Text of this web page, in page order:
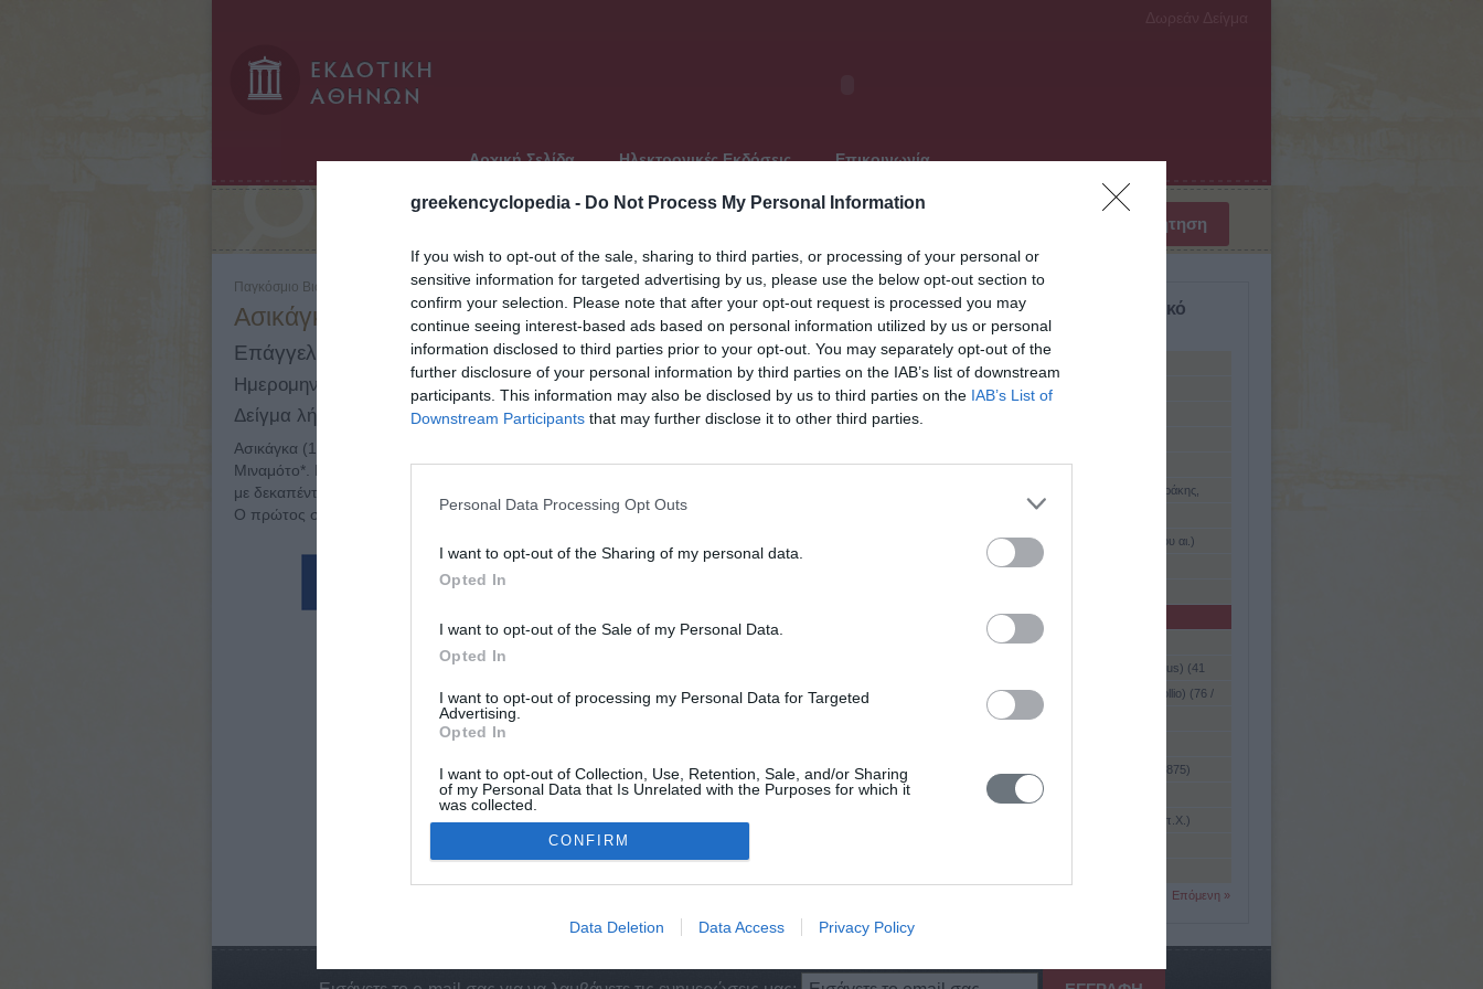
greekencyclopedia - Do Not Process My Personal Information
If you wish to opt-out of the sale, sharing to third parties, or processing of your personal or
sensitive information for targeted advertising by us, please use the below opt-out section to
confirm your selection. Please note that after your opt-out request is processed you may
continue seeing interest-based ads based on personal information utilized by us or personal
information disclosed to third parties prior to your opt-out. You may separately opt-out of the
further disclosure of your personal information by third parties on the IAB’s list of downstream
participants. This information may also be disclosed by us to third parties on the IAB’s List of
Downstream Participants that may further disclose it to other third parties.
Personal Data Processing Opt Outs
I want to opt-out of the Sharing of my personal data.
Opted In
I want to opt-out of the Sale of my Personal Data.
Opted In
I want to opt-out of processing my Personal Data for Targeted
Advertising.
Opted In
I want to opt-out of Collection, Use, Retention, Sale, and/or Sharing
of my Personal Data that Is Unrelated with the Purposes for which it
was collected.
Opted Out
CONFIRM
Data Deletion Data Access Privacy Policy
Αρχική Σελίδα Ηλεκτρονικές Εκδόσεις Επικοινωνία
Παγκόσμιο Βιογραφικό Λεξικό - Τόμος: 2 - Τελευταία ανανέωση: Πέμπτη, 20 Ιουνίου 2013
Ασικάγκα (1336 - 1573)
Επάγγελμα: Πλούσια οικογένεια
Ημερομηνίες: 1336 - 1573
Δείγμα λήμματος:
Ασικάγκα (1336 - 1573) Μεγάλη ιαπωνική οικογένεια προερχόμενη από τον οίκο των
Μιναμότο*. Κυριάρχησε στη μεσαιωνική ιστορία της Ιαπωνίας για περισσότερα από 200 χρόνια
με δεκαπέντε εκπροσώπους της που πήραν τον τίτλο του «σογκούν» (στρατιωτικός ηγεμόνας).
Ο πρώτος σογκούν από την οικογένεια των Ασικάγκα ...
Παγκόσμιο Βιογραφικό Λεξικό
Ασημακόπουλος, Πανάγος
Ασημακούλας ( ; - 1826)
Ασημιάδης, Κωνσταντίνος (Καλλίπολη Θράκης,
1872 - Μελένικο, 1913)
Ασιδηνός, Σάββας (τέλη 12ου - αρχές 13ου αι.)
Ασίκ πασάς (1272 - 1333)
Ασικάγκα (1336 - 1573)
Ασίμωφ (Asimov), Ισαάκ (1920 - 1992)
Ασίνιος Γάλλος, Γάιος (Gaius Asinius Gallus) (41
π.Χ. - 33 μ.Χ.)
Ασίνιος Πολλίων, Γάιος (Gaius Asinius Pollio) (76 /
75 π.Χ. - 4 / 5 μ.Χ.)
Άσιος ο Σάμιος (6ος αι π.Χ.)
Ασκασούμπι (Ascasubi), Ιλάριο (1807 - 1875)
Ασκενάζυ, Βλαντιμίρ Νταβίντοβιτς (1937)
Ασκητάδης ή Αισχητάδης (β' μισό 4ου αι. π.Χ.)
Επόμενη »